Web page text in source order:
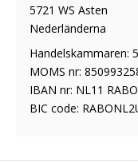
5721 WS Asten
Nederländerna
Handelskammaren:
MOMS nr:
IBAN nr: NL11
BIC code: